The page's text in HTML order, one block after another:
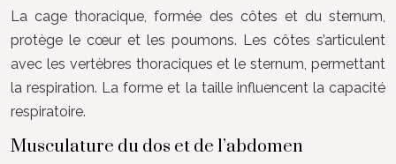
La cage thoracique, formée des côtes et du sternum,
protège le cœur et les poumons. Les côtes s’articulent
avec les vertèbres thoraciques et le sternum, permettant
la respiration. La forme et la taille influencent la capacité
respiratoire.
Musculature du dos et de l’abdomen